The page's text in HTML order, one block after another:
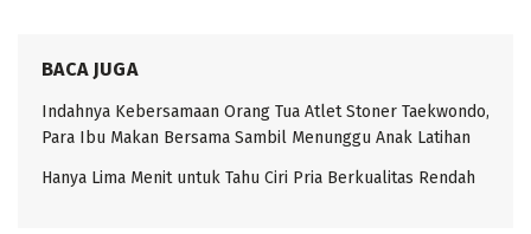
BACA JUGA
Indahnya Kebersamaan Orang Tua Atlet Stoner Taekwondo,
Para Ibu Makan Bersama Sambil Menunggu Anak Latihan
Hanya Lima Menit untuk Tahu Ciri Pria Berkualitas Rendah